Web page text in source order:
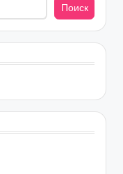
Поиск